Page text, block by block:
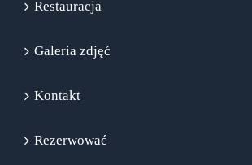
Restauracja
Galeria zdjęć
Kontakt
Rezerwować